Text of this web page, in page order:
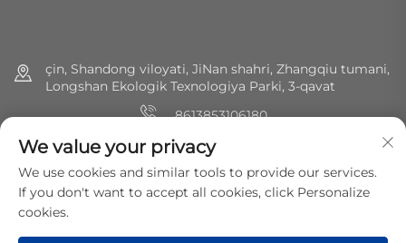
çin, Shandong viloyati, JiNan shahri, Zhangqiu tumani,
Longshan Ekologik Texnologiya Parki, 3-qavat
8613853106180
+86 (0) 531 8891 0288
[email protected]
We value your privacy
We use cookies and similar tools to provide our services.
If you don't want to accept all cookies, click Personalize
cookies.